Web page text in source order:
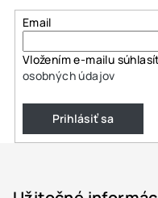
Email
Vložením e-mailu
osobných údajov
Prihlásiť sa